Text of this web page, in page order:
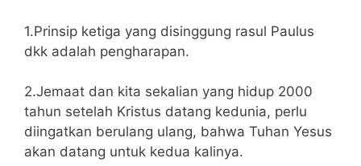
1.Prinsip ketiga yang disinggung rasul Paulus
dkk adalah pengharapan.
2.Jemaat dan kita sekalian yang hidup 2000
tahun setelah Kristus datang kedunia, perlu
diingatkan berulang ulang, bahwa Tuhan Yesus
akan datang untuk kedua kalinya.